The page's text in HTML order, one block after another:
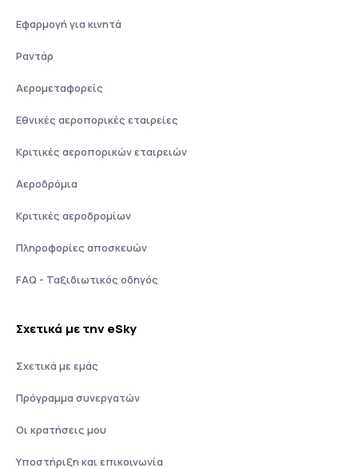
Εφαρμογή για κινητά
Ραντάρ
Αερομεταφορείς
Εθνικές αεροπορικές εταιρείες
Κριτικές αεροπορικών εταιρειών
Αεροδρόμια
Κριτικές αεροδρομίων
Πληροφορίες αποσκευών
FAQ - Ταξιδιωτικός οδηγός
Σχετικά με την eSky
Σχετικά με εμάς
Πρόγραμμα συνεργατών
Οι κρατήσεις μου
Υποστήριξη και επικοινωνία